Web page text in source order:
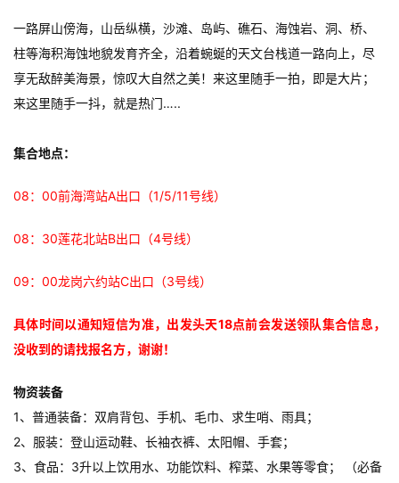
一路屏山傍海，山岳纵横，沙滩、岛屿、礁石、海蚀岩、洞、桥、
柱等海积海蚀地貌发育齐全，沿着蜿蜒的天文台栈道一路向上，尽
享无敌醉美海景，惊叹大自然之美！ 来这里随手一拍，即是大片；
来这里随手一抖，就是热门…..
集合地点：
08：00前海湾站A出口（1/5/11号线）
08：30莲花北站B出口（4号线）
09：00龙岗六约站C出口（3号线）
具体时间以通知短信为准，出发头天18点前会发送领队集合信息，
没收到的请找报名方，谢谢！
物资装备
1、普通装备：双肩背包、手机、毛巾、求生哨、雨具；
2、服装：登山运动鞋、长袖衣裤、太阳帽、手套；
3、食品：3升以上饮用水、功能饮料、榨菜、水果等零食； （必备